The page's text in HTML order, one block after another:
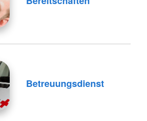
Betreuungsdienst